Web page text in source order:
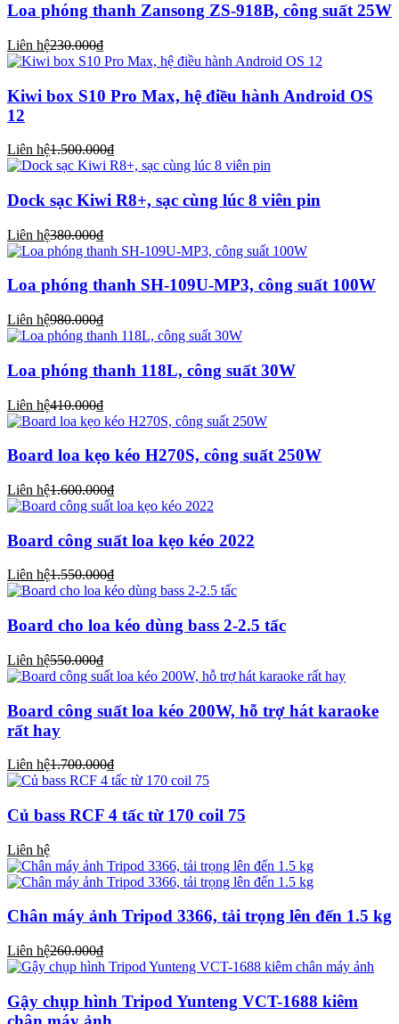
Loa phóng thanh Zansong ZS-918B, công suất 25W
Liên hệ230.000₫
Kiwi box S10 Pro Max, hệ điều hành Android OS
12
Liên hệ1.500.000₫
Dock sạc Kiwi R8+, sạc cùng lúc 8 viên pin
Liên hệ380.000₫
Loa phóng thanh SH-109U-MP3, công suất 100W
Liên hệ980.000₫
Loa phóng thanh 118L, công suất 30W
Liên hệ410.000₫
Board loa kẹo kéo H270S, công suất 250W
Liên hệ1.600.000₫
Board công suất loa kẹo kéo 2022
Liên hệ1.550.000₫
Board cho loa kéo dùng bass 2-2.5 tấc
Liên hệ550.000₫
Board công suất loa kéo 200W, hỗ trợ hát karaoke
rất hay
Liên hệ1.700.000₫
Củ bass RCF 4 tấc từ 170 coil 75
Liên hệ
Chân máy ảnh Tripod 3366, tải trọng lên đến 1.5 kg
Liên hệ260.000₫
Gậy chụp hình Tripod Yunteng VCT-1688 kiêm